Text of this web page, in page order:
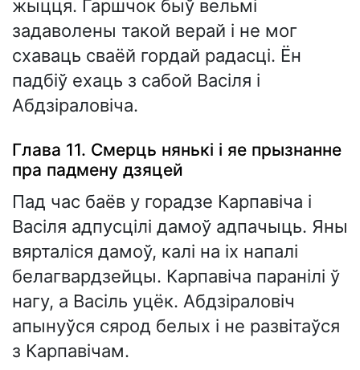
жыцця. Гаршчок быў вельмі
задаволены такой верай і не мог
схаваць сваёй гордай радасці. Ён
падбіў ехаць з сабой Васіля і
Абдзіраловіча.
Глава 11. Смерць нянькі і яе прызнанне
пра падмену дзяцей
Пад час баёв у горадзе Карпавіча і
Васіля адпусцілі дамоў адпачыць. Яны
вярталіся дамоў, калі на іх напалі
белагвардзейцы. Карпавіча паранілі ў
нагу, а Васіль уцёк. Абдзіраловіч
апынуўся сярод белых і не развітаўся
з Карпавічам.